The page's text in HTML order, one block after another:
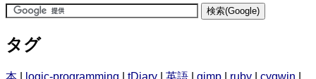
タグ
本 logic-programming tDiary 英語 gimp ruby cygwin